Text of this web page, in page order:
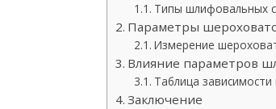
Типы шлифовальных
Параметры
Измерение
Влияние параметров
Таблица
Заключение